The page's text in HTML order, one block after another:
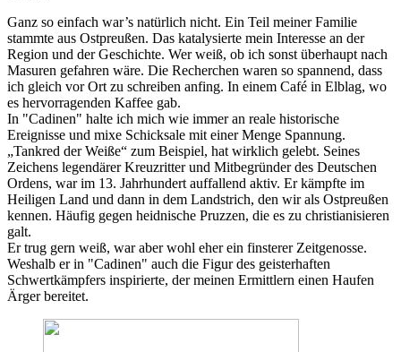
Ganz so einfach war’s natürlich nicht. Ein Teil meiner Familie
stammte aus Ostpreußen. Das katalysierte mein Interesse an der
Region und der Geschichte. Wer weiß, ob ich sonst überhaupt nach
Masuren gefahren wäre. Die Recherchen waren so spannend, dass
ich gleich vor Ort zu schreiben anfing. In einem Café in Elblag, wo
es hervorragenden Kaffee gab.
In "Cadinen" halte ich mich wie immer an reale historische
Ereignisse und mixe Schicksale mit einer Menge Spannung.
„Tankred der Weiße“ zum Beispiel, hat wirklich gelebt. Seines
Zeichens legendärer Kreuzritter und Mitbegründer des Deutschen
Ordens, war im 13. Jahrhundert auffallend aktiv. Er kämpfte im
Heiligen Land und dann in dem Landstrich, den wir als Ostpreußen
kennen. Häufig gegen heidnische Pruzzen, die es zu christianisieren
galt.
Er trug gern weiß, war aber wohl eher ein finsterer Zeitgenosse.
Weshalb er in "Cadinen" auch die Figur des geisterhaften
Schwertkämpfers inspirierte, der meinen Ermittlern einen Haufen
Ärger bereitet.